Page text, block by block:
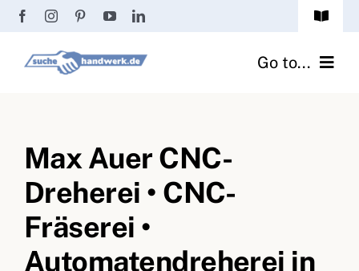
Zum
springen
Toggle
Passwort vergessen? Go to...
Fliesenrechner
Handwerker Ratgeber
Wir über uns
Max Auer CNC-
Dreherei • CNC-
Fräserei •
Automatendreherei in